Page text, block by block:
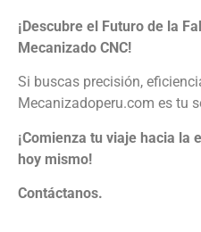
¡Descubre el Futuro de la
Mecanizado CNC!
Si buscas precisión,
Mecanizadoperu.com es tu
¡Comienza tu viaje hacia la
hoy mismo!
Contáctanos.